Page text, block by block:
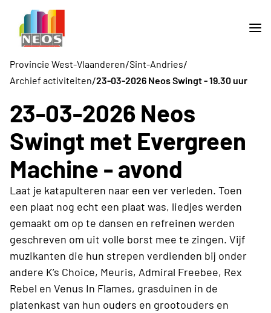
Provincie West-Vlaanderen/Sint-Andries/
Archief activiteiten/23-03-2026 Neos Swingt - 19.30 uur
23-03-2026 Neos
Swingt met Evergreen
Machine - avond
Laat je katapulteren naar een ver verleden. Toen
een plaat nog echt een plaat was, liedjes werden
gemaakt om op te dansen en refreinen werden
geschreven om uit volle borst mee te zingen. Vijf
muzikanten die hun strepen verdienden bij onder
andere K’s Choice, Meuris, Admiral Freebee, Rex
Rebel en Venus In Flames, grasduinen in de
platenkast van hun ouders en grootouders en